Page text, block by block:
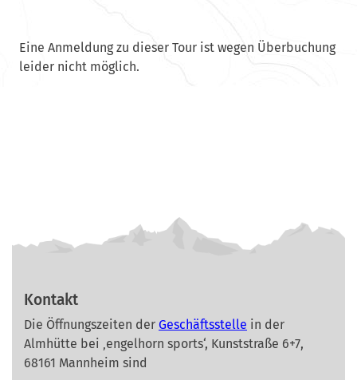
Eine Anmeldung zu dieser Tour ist wegen Überbuchung
leider nicht möglich.
Kontakt
Die Öffnungszeiten der Geschäftsstelle in der
Almhütte bei ‚engelhorn sports‘, Kunststraße 6+7,
68161 Mannheim sind